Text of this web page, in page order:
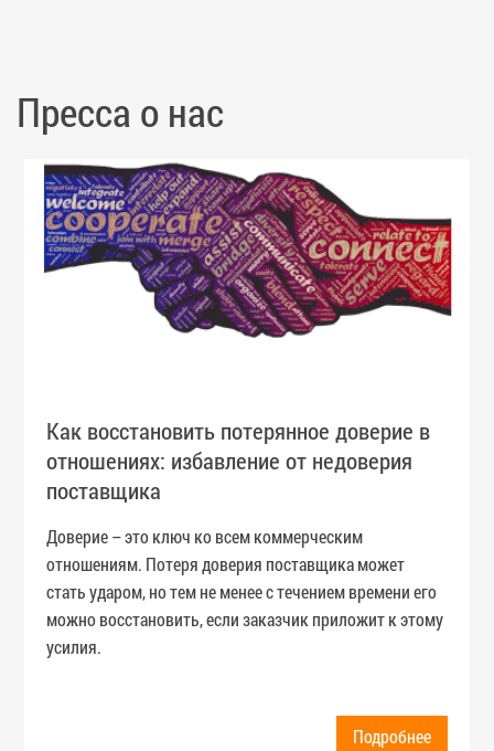
Пресса о нас
Как восстановить потерянное доверие в
отношениях: избавление от недоверия
поставщика
Доверие – это ключ ко всем коммерческим
отношениям. Потеря доверия поставщика может
стать ударом, но тем не менее с течением времени его
можно восстановить, если заказчик приложит к этому
усилия.
Подробнее